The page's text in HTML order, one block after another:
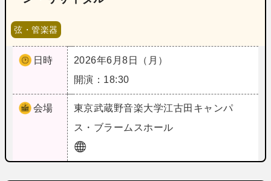
弦・管楽器
日時
2026年6月8日（月）
開演：18:30
会場 東京武蔵野音楽大学江古田キャンパ
ス・ブラームスホール